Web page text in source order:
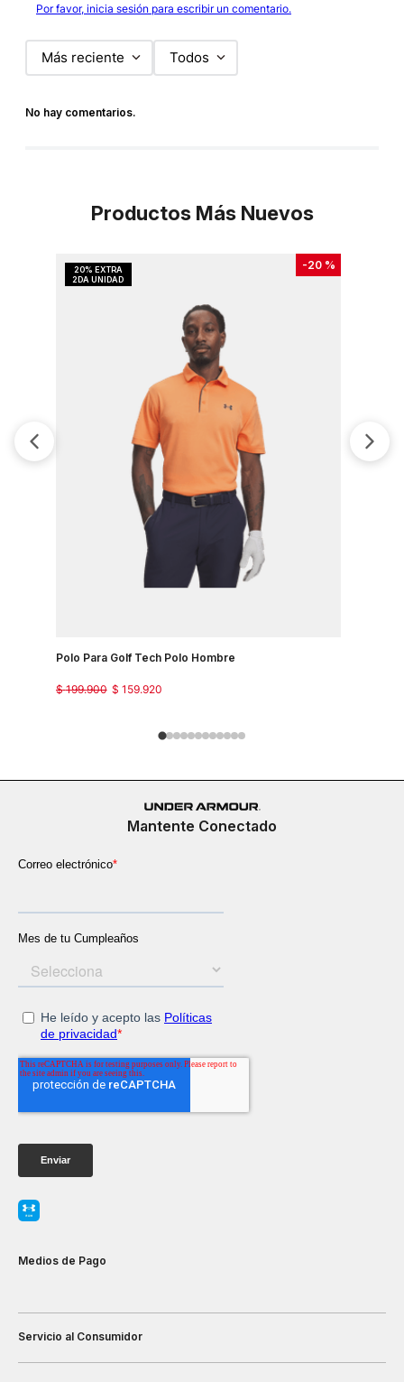
Por favor, inicia sesión para escribir un comentario.
Más reciente Todos
No hay comentarios.
Productos Más Nuevos
-20 %
Polo Para Golf Tech Polo Hombre
$ 159.920
$ 199.900
Mantente Conectado
Medios de Pago
Servicio al Consumidor